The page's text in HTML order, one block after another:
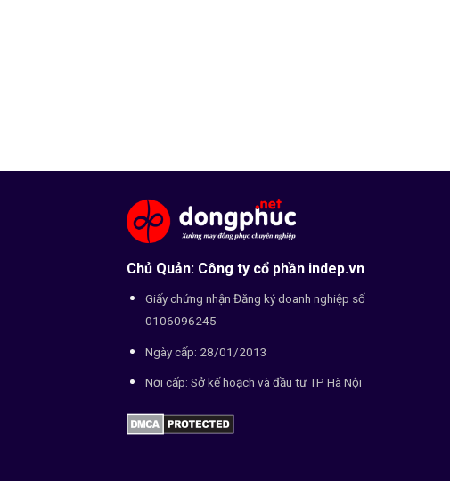
Chủ Quản: Công ty cổ phần indep.vn
Giấy chứng nhận Đăng ký doanh nghiệp số
0106096245
Ngày cấp: 28/01/2013
Nơi cấp: Sở kế hoạch và đầu tư TP Hà Nội